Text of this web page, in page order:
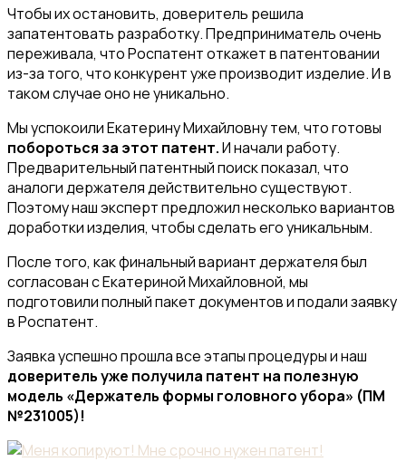
Чтобы их остановить, доверитель решила
запатентовать разработку. Предприниматель очень
переживала, что Роспатент откажет в патентовании
из-за того, что конкурент уже производит изделие. И в
таком случае оно не уникально.
Мы успокоили Екатерину Михайловну тем, что готовы
побороться за этот патент.И начали работу.
Предварительный патентный поиск показал, что
аналоги держателя действительно существуют.
Поэтому наш эксперт предложил несколько вариантов
доработки изделия, чтобы сделать его уникальным.
После того, как финальный вариант держателя был
согласован с Екатериной Михайловной, мы
подготовили полный пакет документов и подали заявку
в Роспатент.
Заявка успешно прошла все этапы процедуры и наш
доверитель уже получила патент на полезную
модель «Держатель формы головного убора» (ПМ
№231005)!